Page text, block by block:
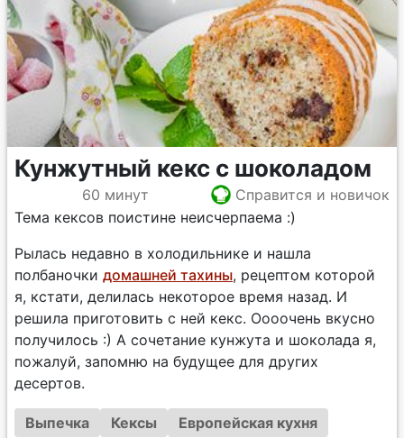
Кунжутный кекс с шоколадом
60 минут
Справится и новичок
Тема кексов поистине неисчерпаема :)
Рылась недавно в холодильнике и нашла
полбаночки домашней тахины, рецептом которой
я, кстати, делилась некоторое время назад. И
решила приготовить с ней кекс. Оооочень вкусно
получилось :) А сочетание кунжута и шоколада я,
пожалуй, запомню на будущее для других
десертов.
Выпечка Кексы
Европейская кухня